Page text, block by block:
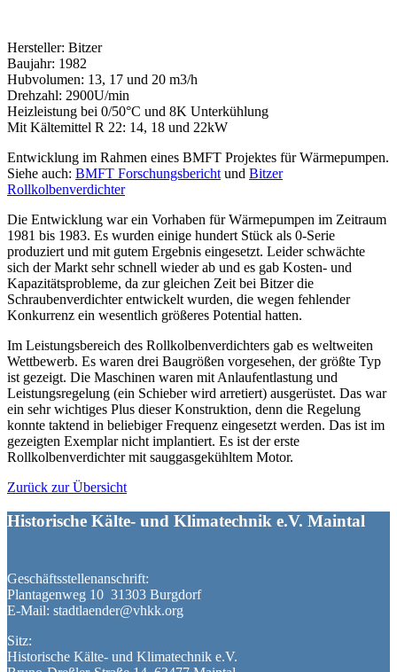
Hersteller: Bitzer
Baujahr: 1982
Hubvolumen: 13, 17 und 20 m3/h
Drehzahl: 2900U/min
Heizleistung bei 0/50°C und 8K Unterkühlung
Mit Kältemittel R 22: 14, 18 und 22kW
Entwicklung im Rahmen eines BMFT Projektes für Wärmepumpen.
Siehe auch: BMFT Forschungsbericht und Bitzer
Rollkolbenverdichter
Die Entwicklung war ein Vorhaben für Wärmepumpen im Zeitraum
1981 bis 1983. Es wurden einige hundert Stück als 0-Serie
produziert und mit gutem Ergebnis eingesetzt. Leider schwächte
sich der Markt sehr schnell wieder ab und es gab Kosten- und
Kapazitätsprobleme, da zur gleichen Zeit bei Bitzer die
Schraubenverdichter entwickelt wurden, die wegen fehlender
Konkurrenz ein wesentlich größeres Potential hatten.
Im Leistungsbereich des Rollkolbenverdichters gab es weltweiten
Wettbewerb. Es waren drei Baugrößen vorgesehen, der größte Typ
ist gezeigt. Die Maschinen waren mit Anlaufentlastung und
Leistungsregelung (ein Schieber wird arretiert) ausgerüstet. Das war
ein sehr wichtiges Plus dieser Konstruktion, denn die Regelung
konnte taktend in beliebiger Frequenz eingesetzt werden. Das ist im
gezeigten Exemplar nicht implantiert. Es ist der erste
Rollkolbenverdichter mit sauggasgekühltem Motor.
Zurück zur Übersicht
Historische Kälte- und Klimatechnik e.V. Maintal
Geschäftsstellenanschrift:
Plantagenweg 10 31303 Burgdorf
E-Mail: stadtlaender@vhkk.org
Sitz:
Historische Kälte- und Klimatechnik e.V.